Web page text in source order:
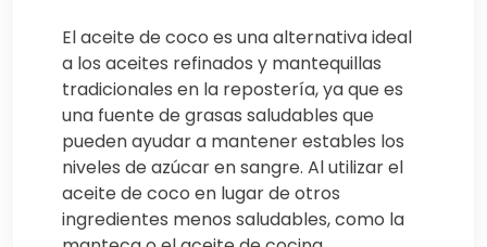
El aceite de coco es una alternativa ideal
a los aceites refinados y mantequillas
tradicionales en la repostería, ya que es
una fuente de grasas saludables que
pueden ayudar a mantener estables los
niveles de azúcar en sangre. Al utilizar el
aceite de coco en lugar de otros
ingredientes menos saludables, como la